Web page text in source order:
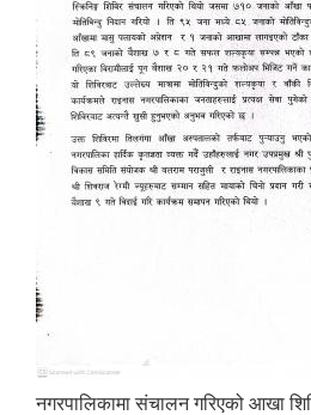
नगरपालिकामा संचालन गरिएको आखा